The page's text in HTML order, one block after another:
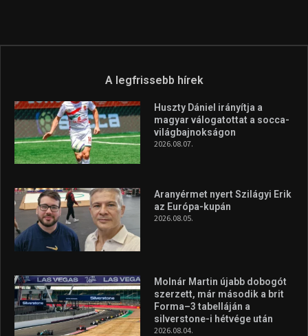
A legfrissebb hírek
Huszty Dániel irányítja a
magyar válogatottat a socca-
világbajnokságon
2026.08.07.
Aranyérmet nyert Szilágyi Erik
az Európa-kupán
2026.08.05.
Molnár Martin újabb dobogót
szerzett, már második a brit
Forma–3 tabelláján a
silverstone-i hétvége után
2026.08.04.